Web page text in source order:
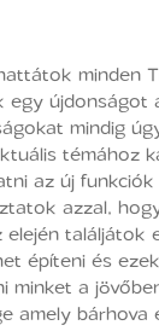
minden
egy újdonságot
mindig
témához
az új
azzal,
találjátok
építeni és
minket a
amely bárhova